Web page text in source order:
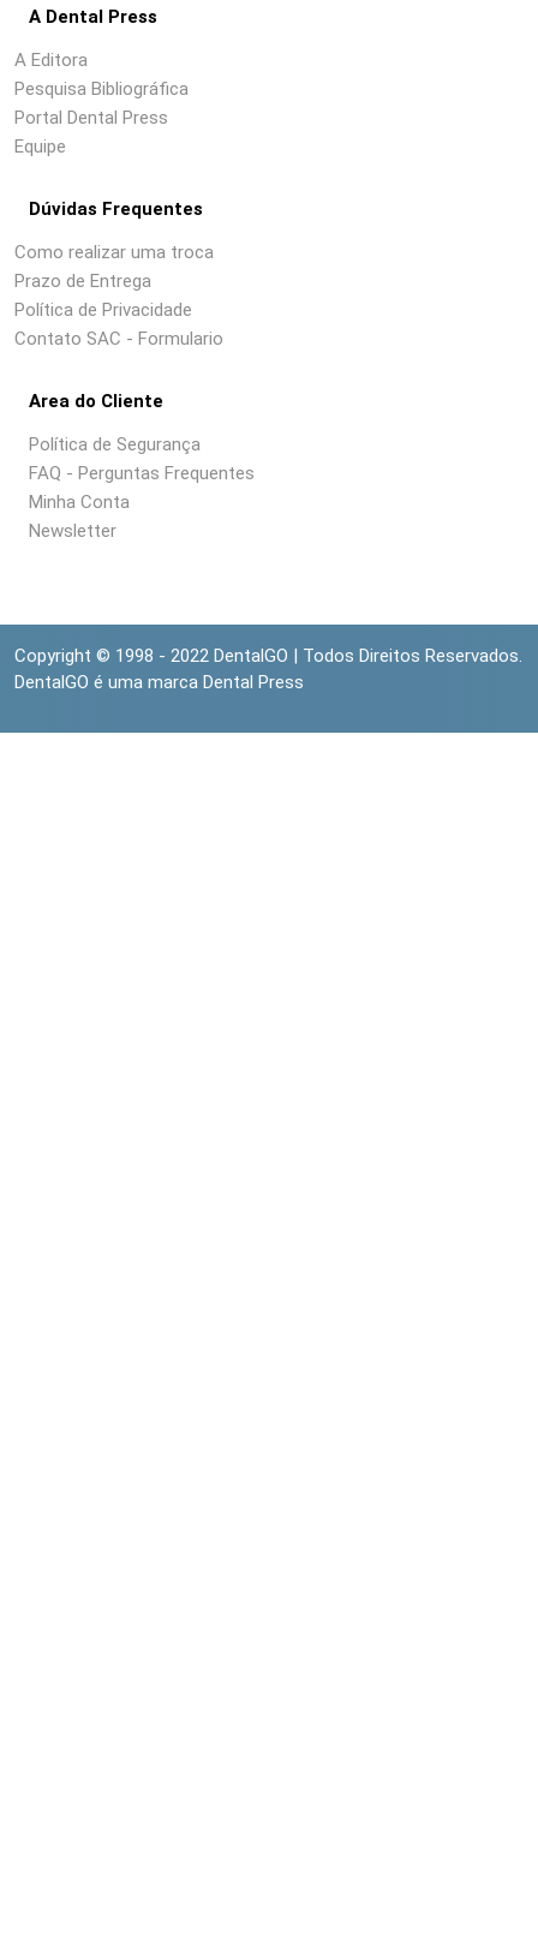
A Dental Press
A Editora
Pesquisa Bibliográfica
Portal Dental Press
Equipe
Dúvidas Frequentes
Como realizar uma troca
Prazo de Entrega
Política de Privacidade
Contato SAC - Formulario
Area do Cliente
Política de Segurança
FAQ - Perguntas Frequentes
Minha Conta
Newsletter
Copyright © 1998 - 2022 DentalGO | Todos Direitos Reservados.
DentalGO é uma marca Dental Press